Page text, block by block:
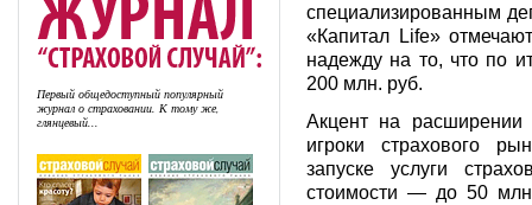
Первый общедоступный популярный
журнал о страховании. К тому же,
глянцевый...
специализированным
«Капитал Life»
надежду на то, что по
200 млн. руб.
Акцент на расширении
игроки страхового
запуске услуги
стоимости — до 50